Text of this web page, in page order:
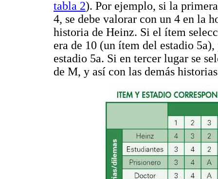
tabla 2). Por ejemplo, si la
4, se debe valorar con un 4 en la
historia de Heinz. Si el ítem
era de 10 (un ítem del estadio
estadio 5a. Si en tercer lugar se
de M, y así con las demás